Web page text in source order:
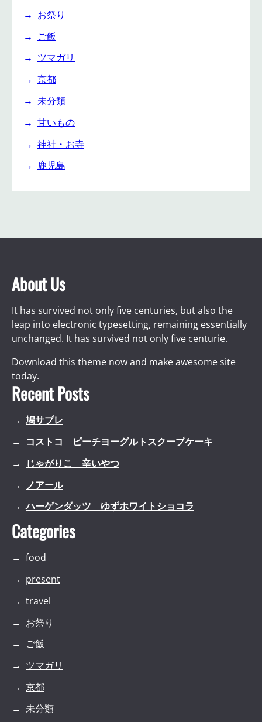
お祭り
ご飯
ツマガリ
京都
未分類
甘いもの
神社・お寺
鹿児島
About Us
It has survived not only five centuries, but also the
leap into electronic typesetting, remaining essentially
unchanged. It has survived not only five centurie.
Download this theme now and make awesome site
today.
Recent Posts
鳩サブレ
コストコ ピーチヨーグルトスクープケーキ
じゃがりこ 辛いやつ
ノアール
ハーゲンダッツ ゆずホワイトショコラ
Categories
food
present
travel
お祭り
ご飯
ツマガリ
京都
未分類